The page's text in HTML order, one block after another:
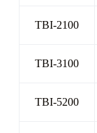
TBI-2100
TBI-3100
TBI-5200